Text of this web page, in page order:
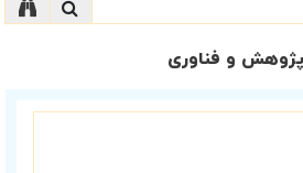
و فناوری